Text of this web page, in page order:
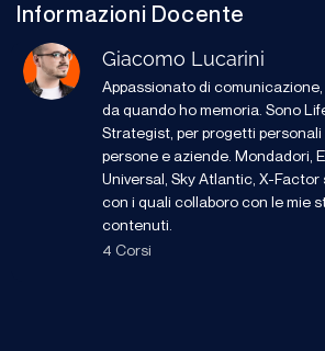
Informazioni Docente
Giacomo Lucarini
Appassionato di
da quando ho memoria. Sono
Strategist, per progetti personali
persone e aziende. Mondadori,
Universal, Sky Atlantic, X-
con i quali collaboro con le mie
contenuti.
4 Corsi